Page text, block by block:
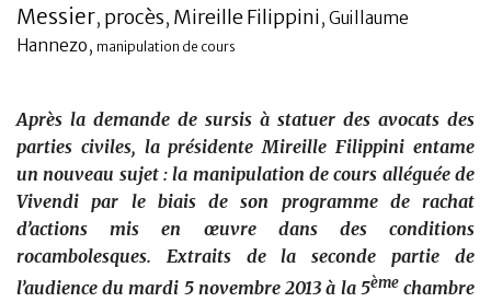
Banque
Messier, procès, Mireille Filippini, Guillaume
Hannezo, manipulation de cours
Après la demande de sursis à statuer des avocats des
parties civiles, la présidente Mireille Filippini entame
un nouveau sujet : la manipulation de cours alléguée de
Vivendi par le biais de son programme de rachat
d’actions mis en œuvre dans des conditions
rocambolesques. Extraits de la seconde partie de
l’audience du mardi 5 novembre 2013 à la 5èmechambre